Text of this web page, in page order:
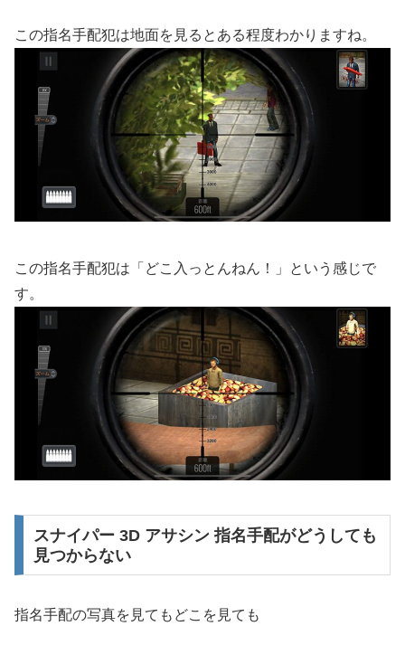
この指名手配犯は地面を見るとある程度わかりますね。
この指名手配犯は「どこ入っとんねん！」という感じで
す。
スナイパー 3D アサシン 指名手配がどうしても
見つからない
指名手配の写真を見てもどこを見ても